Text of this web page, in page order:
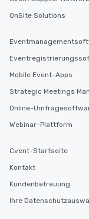
OnSite Solutions
Mobile Event-Apps
Strategic Meetings
Online-
Webinar-Plattform
Cvent-Startseite
Kontakt
Kundenbetreuung
Ihre